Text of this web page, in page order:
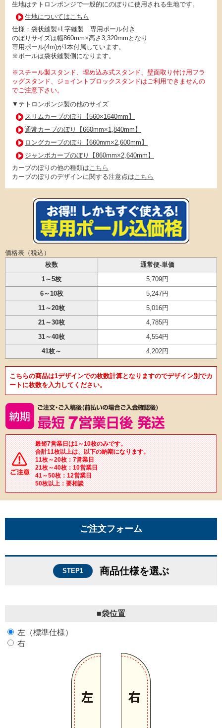
生地はテトロンポンジで一般的にのぼりに使用される生地です。
生地についてはこちら
仕様：袋状縫製+L字縫製 専用ポール付き
のぼりサイズは幅860mm×高さ3,320mmとなり
専用ポール(4m)が1本付属しています。
※ポールは袋状縫製側になります。
※スチール製スタンド、埋め込み式スタンド、壁面取り付け用フラ
ッグスタンド、ジョイントブロックスタンドはご利用できませんの
でご注意下さい。
▼テトロンポンジ製の他のサイズ
スリムカーブのぼり【560×1640mm】
通常カーブのぼり【660mm×1,840mm】
ロングカーブのぼり【660mm×2,600mm】
ジャンボカーブのぼり【860mm×2,640mm】
カーブのぼりの他の種類はこちら
カーブのぼりのデザインに関する注意点はこちら
価格表（税込）
枚数
通常便-単価
1～5枚
5,709円
6～10枚
5,247円
11～20枚
5,016円
21～30枚
4,785円
31～40枚
4,554円
41枚～
4,202円
こちらの商品は1デザインでの枚数計算となりますのでデザイン別でカ
ートに枚数を入力してください。
最短7営業日は1～10枚のみです。
合計11枚以上は、以下の納期になります。
11枚～20枚：7営業日
21枚～40枚：10営業日
41～50枚：12営業日
50枚以上：要相談
ご注文フォーム
STEP1 商品仕様を選ぶ
■袋位置
左（標準仕様）
右